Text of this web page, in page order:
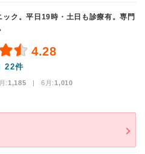
ク。平日19時・土日も診療有。専門
4.28
22件
:1,185 | 6月:1,010